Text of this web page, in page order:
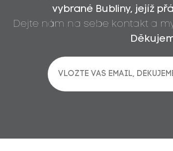
vybrané Bubliny, jejíž
Dejte nám na sebe kontakt a